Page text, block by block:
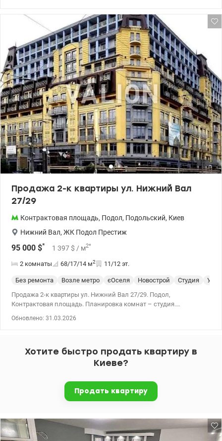
рядом с метро Контрактовая площадь, вид с балкона – на
Андреевскую церковь. 5 мин до Андреевского спуска. В
квартире 2 спальни с санузлами и гардеробом, кабинет, кухня
со столовой, спортивная зона, гостиная и уникальный зимний
сад со стеклянной крышей. В квартире всего 3 санузла, подогрев
полов по всей площади, утепление стен и потолка, автономное
отопление, очистка воды. Система вытяжной вентиляции,
кондиционирования. Зона парковки, лифты, в т.ч. грузовой,
консьерж, видеонаблюдение. Более 3 лет в собственности.
Изысканная квартира с позитивной енергетикой ожидает
своего нового владельца. Цена 318 000 у.е. +38 050 213 87 71, +38
095 490 54 11 Наталия, www.valion.ua/1142837
Продажа 2-к квартиры ул. Нижний Вал
27/29
Контрактовая площадь, Подол, Подольский, Киев
Нижний Вал, ЖК Подол Престиж
95 000 $* 1 397 $ / м2*
2 комнаты 68/17/14 м2 11/12 эт.
Без ремонта Возле метро єОселя Новострой Студия
Продажа 2-к квартиры ул. Нижний Вал 27/29. Подол,
Контрактовая площадь. Планировка комнат – студия.
Обновлено: 31.03.2026
Хотите быстро продать квартиру в
Киеве?
Продать квартиру